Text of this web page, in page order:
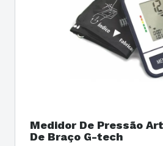
Medidor De Pressão
De Braço G-tech